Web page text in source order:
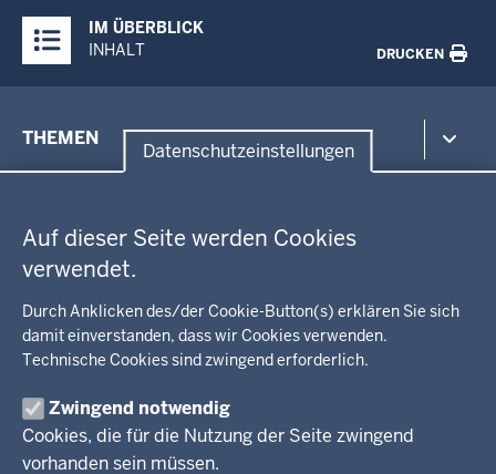
Datenschutzeinstellungen
Auf dieser Seite werden Cookies
verwendet.
Durch Anklicken des/der Cookie-Button(s) erklären Sie sich
damit einverstanden, dass wir Cookies verwenden.
Technische Cookies sind zwingend erforderlich.
Zwingend notwendig
Cookies, die für die Nutzung der Seite zwingend
vorhanden sein müssen.
Inhalte
IM ÜBERBLICK
INHALT
DRUCKEN
der
THEMEN
Kommunalaufsicht, Planung, Verkehr
Energie, Bergbau
Recht, Ordnung
Integration, Migration
Behördenleitung
Regierungsbezirk
KARRIERE
Stellenausschreibungen
Aktuelle Ausbildungsstellen und Praktika
Pressestelle
Social Media
BEKANNTMACHUNGEN